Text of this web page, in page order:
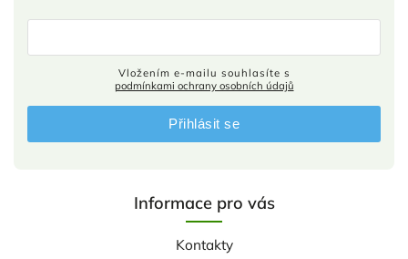
Informace pro vás
Kontakty
podmínkami ochrany osobních údajů
Přihlásit se